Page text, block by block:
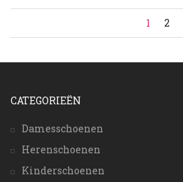
1 2
CATEGORIEËN
Damesschoenen
Herenschoenen
Kinderschoenen